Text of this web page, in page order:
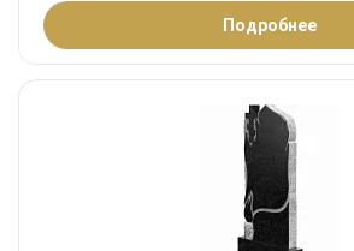
Подробнее